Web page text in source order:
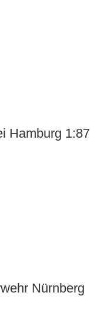
Hamburg 1:87
Nürnberg